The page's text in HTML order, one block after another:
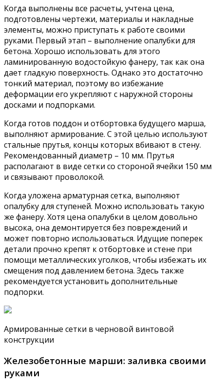
Когда выполнены все расчеты, учтена цена,
подготовлены чертежи, материалы и накладные
элементы, можно приступать к работе своими
руками. Первый этап – выполнение опалубки для
бетона. Хорошо использовать для этого
ламинированную водостойкую фанеру, так как она
дает гладкую поверхность. Однако это достаточно
тонкий материал, поэтому во избежание
деформации его укрепляют с наружной стороны
досками и подпорками.
Когда готов поддон и отбортовка будущего марша,
выполняют армирование. С этой целью используют
стальные прутья, концы которых вбивают в стену.
Рекомендованный диаметр – 10 мм. Прутья
располагают в виде сетки со стороной ячейки 150 мм
и связывают проволокой.
Когда уложена арматурная сетка, выполняют
опалубку для ступеней. Можно использовать такую
же фанеру. Хотя цена опалубки в целом довольно
высока, она демонтируется без повреждений и
может повторно использоваться. Идущие поперек
детали прочно крепят к отбортовке и стене при
помощи металлических уголков, чтобы избежать их
смещения под давлением бетона. Здесь также
рекомендуется установить дополнительные
подпорки.
Армированные сетки в черновой винтовой
конструкции
Железобетонные марши: заливка своими
руками